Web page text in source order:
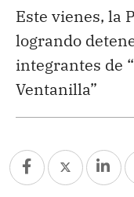
Este vienes, la
logrando
integrantes de
Ventanilla”